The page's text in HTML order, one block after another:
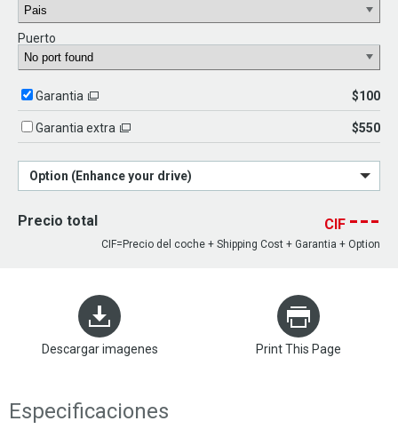
Puerto
Garantia $100
Garantia extra $550
Option (Enhance your drive)
Precio total CIF ---
CIF=Precio del coche + Shipping Cost + Garantia + Option
Descargar imagenes Print This Page
Especificaciones